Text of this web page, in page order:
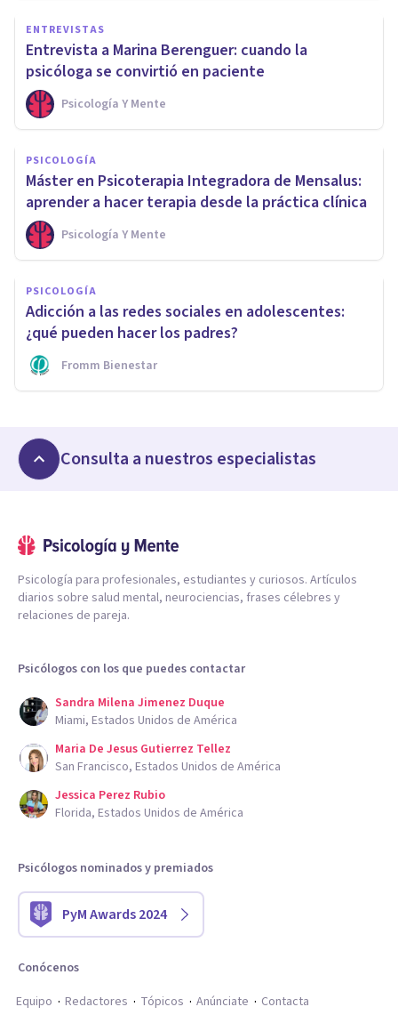
ENTREVISTAS
Entrevista a Marina Berenguer: cuando la
psicóloga se convirtió en paciente
Psicología Y Mente
PSICOLOGÍA
Máster en Psicoterapia Integradora de Mensalus:
aprender a hacer terapia desde la práctica clínica
Psicología Y Mente
PSICOLOGÍA
Adicción a las redes sociales en adolescentes:
¿qué pueden hacer los padres?
Fromm Bienestar
Consulta a nuestros especialistas
Psicología para profesionales, estudiantes y curiosos. Artículos
diarios sobre salud mental, neurociencias, frases célebres y
relaciones de pareja.
Psicólogos con los que puedes contactar
Sandra Milena Jimenez Duque
Miami, Estados Unidos de América
Maria De Jesus Gutierrez Tellez
San Francisco, Estados Unidos de América
Jessica Perez Rubio
Florida, Estados Unidos de América
Psicólogos nominados y premiados
PyM Awards 2024
Conócenos
Equipo
Redactores Tópicos Anúnciate Contacta